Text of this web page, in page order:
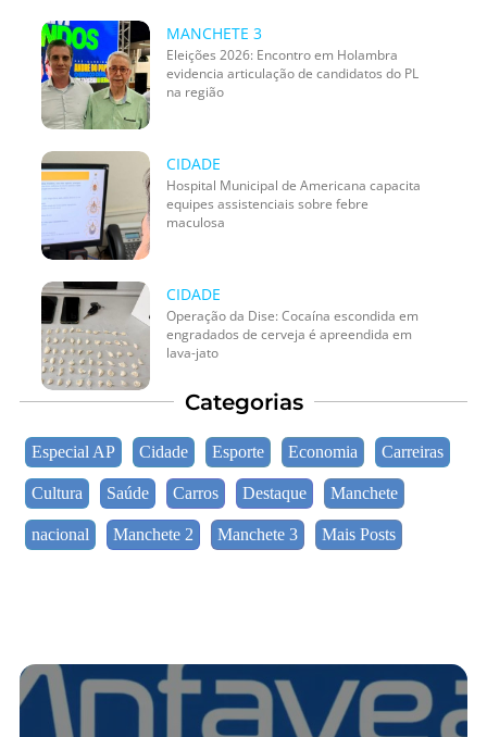
MANCHETE 3
Eleições 2026: Encontro em Holambra
evidencia articulação de candidatos do PL
na região
CIDADE
Hospital Municipal de Americana capacita
equipes assistenciais sobre febre
maculosa
CIDADE
Operação da Dise: Cocaína escondida em
engradados de cerveja é apreendida em
lava-jato
Categorias
Especial AP Cidade Esporte Economia Carreiras
Cultura Saúde Carros Destaque Manchete
nacional Manchete 2 Manchete 3 Mais Posts